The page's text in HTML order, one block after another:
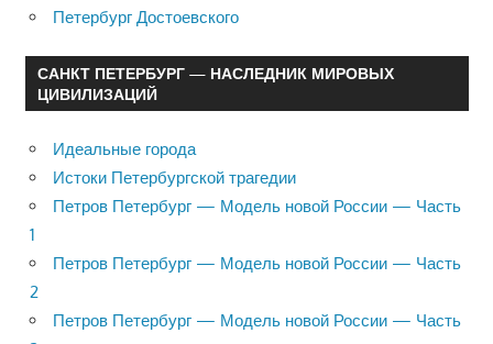
Петербург Достоевского
САНКТ ПЕТЕРБУРГ — НАСЛЕДНИК МИРОВЫХ
ЦИВИЛИЗАЦИЙ
Идеальные города
Истоки Петербургской трагедии
Петров Петербург — Модель новой России — Часть
1
Петров Петербург — Модель новой России — Часть
2
Петров Петербург — Модель новой России — Часть